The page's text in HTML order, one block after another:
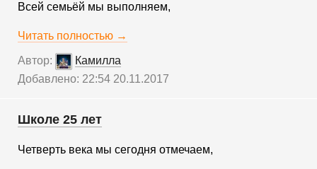
Всей семьёй мы выполняем,
Читать полностью →
Автор:
Камилла
Добавлено: 22:54 20.11.2017
Школе 25 лет
Четверть века мы сегодня отмечаем,